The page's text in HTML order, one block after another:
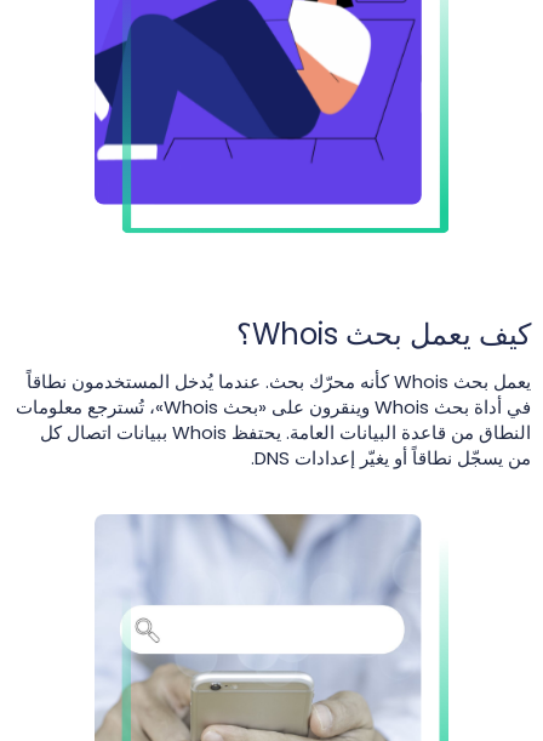
كيف يعمل بحث Whois؟
يعمل بحث Whois كأنه محرّك بحث. عندما يُدخل المستخدمون نطاقاً
في أداة بحث Whois وينقرون على «بحث Whois»، تُسترجع معلومات
النطاق من قاعدة البيانات العامة. يحتفظ Whois ببيانات اتصال كل
من يسجّل نطاقاً أو يغيّر إعدادات DNS.